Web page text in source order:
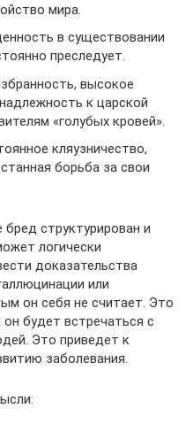
мира.
в существовании
преследует.
высокое
к царской
«голубых кровей».
кляузничество,
борьба за свои
структурирован и
логически
доказательства
или
он себя не считает. Это
он будет встречаться с
Это приведет к
заболевания.